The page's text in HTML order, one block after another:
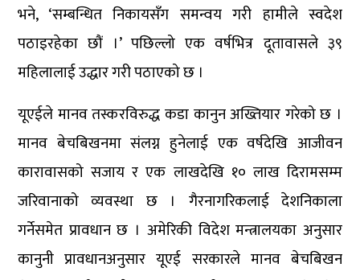
भने, ‘सम्बन्धित निकायसँग समन्वय गरी हामीले स्वदेश
पठाइरहेका छौं ।’ पछिल्लो एक वर्षभित्र दूतावासले ३९
महिलालाई उद्धार गरी पठाएको छ ।
यूएईले मानव तस्करविरुद्ध कडा कानुन अख्तियार गरेको छ ।
मानव बेचबिखनमा संलग्न हुनेलाई एक वर्षदेखि आजीवन
कारावासको सजाय र एक लाखदेखि १० लाख दिरामसम्म
जरिवानाको व्यवस्था छ । गैरनागरिकलाई देशनिकाला
गर्नेसमेत प्रावधान छ । अमेरिकी विदेश मन्त्रालयका अनुसार
कानुनी प्रावधानअनुसार यूएई सरकारले मानव बेचबिखन